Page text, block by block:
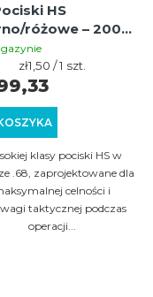
HS
różowe – 200
gier MagFed i
Cena
jednostkowa:
zł1,50 / 1 szt.
klasy pociski HS w
.68, zaprojektowane dla
celności i
taktycznej podczas
operacji...